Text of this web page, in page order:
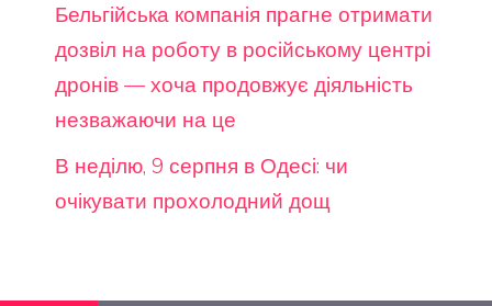
Бельгійська компанія прагне отримати
дозвіл на роботу в російському центрі
дронів — хоча продовжує діяльність
незважаючи на це
В неділю, 9 серпня в Одесі: чи
очікувати прохолодний дощ